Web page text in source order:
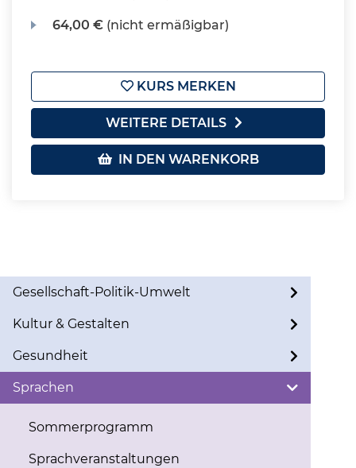
64,00 € (nicht ermäßigbar)
KURS MERKEN
WEITERE DETAILS
IN DEN WARENKORB
Gesellschaft-Politik-Umwelt
Kultur & Gestalten
Gesundheit
Sprachen
Sommerprogramm
Sprachveranstaltungen